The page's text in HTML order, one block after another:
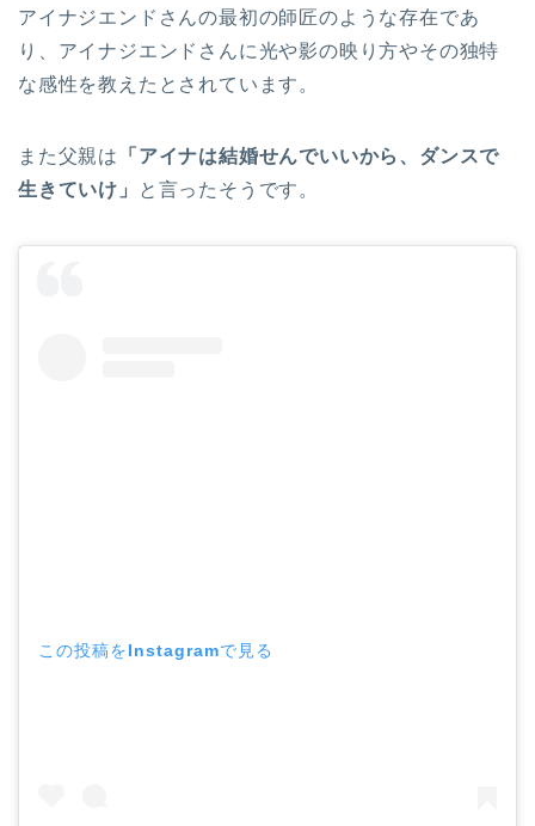
アイナジエンドさんの最初の師匠のような存在であ
り、アイナジエンドさんに光や影の映り方やその独特
な感性を教えたとされています。
また父親は
「アイナは結婚せんでいいから、ダンスで
生きていけ」
と言ったそうです。
この投稿をInstagramで見る